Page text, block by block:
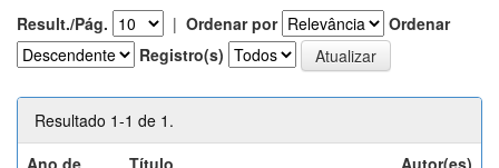
Result./Pág. | Ordenar por
Ordenar
Registro(s)
Resultado 1-1 de 1.
Ano de
Título Autor(es)